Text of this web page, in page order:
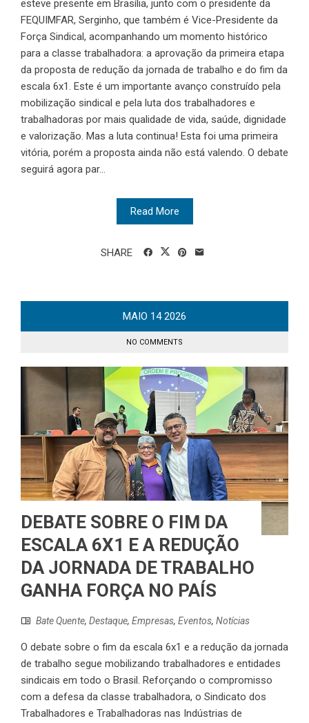
esteve presente em Brasília, junto com o presidente da
FEQUIMFAR, Serginho, que também é Vice-Presidente da
Força Sindical, acompanhando um momento histórico
para a classe trabalhadora: a aprovação da primeira etapa
da proposta de redução da jornada de trabalho e do fim da
escala 6x1. Este é um importante avanço construído pela
mobilização sindical e pela luta dos trabalhadores e
trabalhadoras por mais qualidade de vida, saúde, dignidade
e valorização. Mas a luta continua! Esta foi uma primeira
vitória, porém a proposta ainda não está valendo. O debate
seguirá agora par...
Read More
SHARE
MAIO 14 2026
NO COMMENTS
DEBATE SOBRE O FIM DA
ESCALA 6X1 E A REDUÇÃO
DA JORNADA DE TRABALHO
GANHA FORÇA NO PAÍS
Bate Quente, Destaque, Empresas, Eventos, Notícias
O debate sobre o fim da escala 6x1 e a redução da jornada
de trabalho segue mobilizando trabalhadores e entidades
sindicais em todo o Brasil. Reforçando o compromisso
com a defesa da classe trabalhadora, o Sindicato dos
Trabalhadores e Trabalhadoras nas Indústrias de